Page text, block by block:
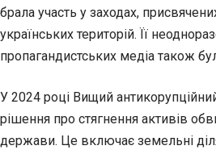
брала участь у заходах,
українських територій. Її
пропагандистських медіа також
У 2024 році Вищий
рішення про стягнення активів
держави. Це включає земельні